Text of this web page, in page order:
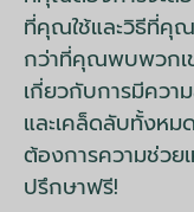
ที่คุณใช้และวิธีที่คุณ
กว่าที่คุณพบพวกเ
เกี่ยวกับการมีควา
และเคล็ดลับทั้งหม
ต้องการความช่วย
ปรึกษาฟรี!